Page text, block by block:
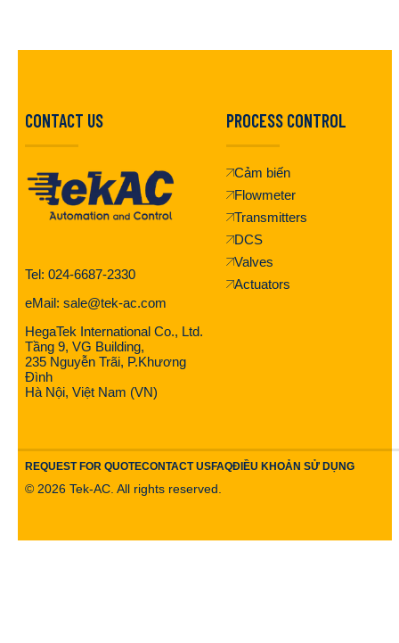
CONTACT US
Tel: 024-6687-2330
eMail: sale@tek-ac.com
HegaTek International Co., Ltd.
Tầng 9, VG Building,
235 Nguyễn Trãi, P.Khương
Đình
Hà Nội, Việt Nam (VN)
PROCESS CONTROL
Cảm biến
Flowmeter
Transmitters
DCS
Valves
Actuators
REQUEST FOR QUOTECONTACT USFAQĐIỀU KHOẢN SỬ DỤNG
© 2026 Tek-AC. All rights reserved.